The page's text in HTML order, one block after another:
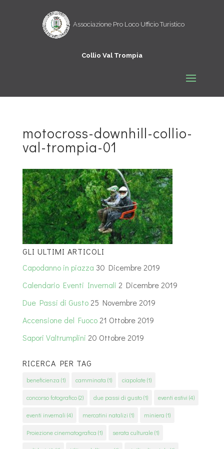
motocross-downhill-collio-
val-trompia-01
GLI ULTIMI ARTICOLI
Capodanno in piazza 30 Dicembre 2019
Calendario Eventi Invernali 2 Dicembre 2019
Due Passi di Gusto 25 Novembre 2019
Accensione del Fuoco 21 Ottobre 2019
Sapori Valtrumplini 20 Ottobre 2019
RICERCA PER TAG
beneficienza (1) camminata (1) ciapolate(1)
concorso fotografico(2) due passi di gusto(1) eventi estivi (4)
eventi invernali (4) mercatini natalizi (1) miniera (1)
Proiezione cinematografica (1) serata culturale(1)